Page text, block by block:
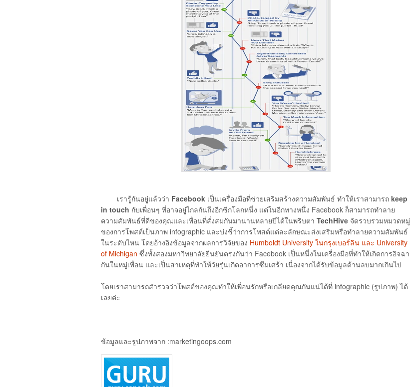
เรารู้กันอยู่แล้วว่า Facebook เป็นเครื่องมือที่ช่วยเสริมสร้างความสัมพันธ์ ทำให้เราสามารถ keep
in touch กับเพื่อนๆ ที่อาจอยู่ไกลกันถึงอีกซีกโลกหนึ่ง แต่ในอีกทางหนึ่ง Facebook ก็สามารถทำลาย
ความสัมพันธ์ที่ดีของคุณและเพื่อนที่สั่งสมกันมานานหลายปีได้ในพริบตา TechHive จัดรวบรวมหมวดหมู่
ของการโพสต์เป็นภาพ infographic และบ่งชี้ว่าการโพสต์แต่ละลักษณะส่งเสริมหรือทำลายความสัมพันธ์
ในระดับไหน โดยอ้างอิงข้อมูลจากผลการวิจัยของ Humboldt University ในกรุงเบอร์ลิน และ University
of Michigan ซึ่งทั้งสองมหาวิทยาลัยยืนยันตรงกันว่า Facebook เป็นหนึ่งในเครื่องมือที่ทำให้เกิดการอิจฉา
กันในหมู่เพื่อน และเป็นสาเหตุที่ทำให้วัยรุ่นเกิดอาการซึมเศร้า เนื่องจากได้รับข้อมูลด้านลบมากเกินไป
โดยเราสามารถสำรวจว่าโพสต์ของคุณทำให้เพื่อนรักหรือเกลียดคุณกันแน่ได้ที่ infographic (รูปภาพ) ได้
เลยค่ะ
ข้อมูลและรูปภาพจาก :marketingoops.com